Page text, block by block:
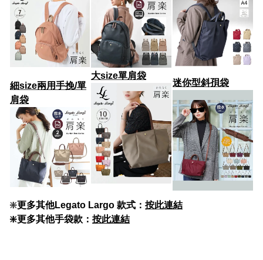
細size兩用手挽/單
肩袋
大size單肩袋
迷你型斜孭袋
❇️更多其他Legato Largo 款式： 按此連結
❇️更多其他手袋款： 按此連結